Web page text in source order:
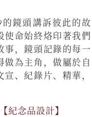
鏡頭講訴彼此的故
使命始終烙印著我們
事，鏡頭記錄的每一
為主角，做屬於自
、紀錄片、精華，
紀念品設計】